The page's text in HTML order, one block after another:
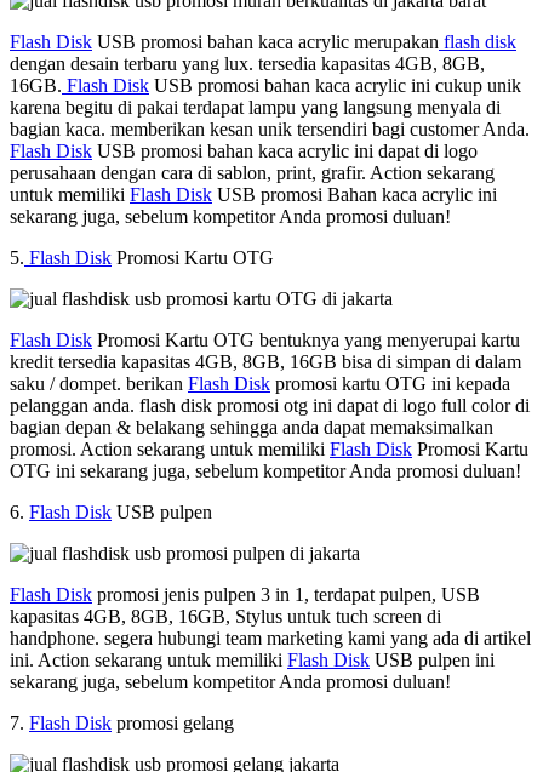
Flash Disk USB promosi bahan kaca acrylic merupakan flash disk
dengan desain terbaru yang lux. tersedia kapasitas 4GB, 8GB,
16GB. Flash Disk USB promosi bahan kaca acrylic ini cukup unik
karena begitu di pakai terdapat lampu yang langsung menyala di
bagian kaca. memberikan kesan unik tersendiri bagi customer Anda.
Flash Disk USB promosi bahan kaca acrylic ini dapat di logo
perusahaan dengan cara di sablon, print, grafir. Action sekarang
untuk memiliki Flash Disk USB promosi Bahan kaca acrylic ini
sekarang juga, sebelum kompetitor Anda promosi duluan!
5. Flash Disk Promosi Kartu OTG
Flash Disk Promosi Kartu OTG bentuknya yang menyerupai kartu
kredit tersedia kapasitas 4GB, 8GB, 16GB bisa di simpan di dalam
saku / dompet. berikan Flash Disk promosi kartu OTG ini kepada
pelanggan anda. flash disk promosi otg ini dapat di logo full color di
bagian depan & belakang sehingga anda dapat memaksimalkan
promosi. Action sekarang untuk memiliki Flash Disk Promosi Kartu
OTG ini sekarang juga, sebelum kompetitor Anda promosi duluan!
6. Flash Disk USB pulpen
Flash Disk promosi jenis pulpen 3 in 1, terdapat pulpen, USB
kapasitas 4GB, 8GB, 16GB, Stylus untuk tuch screen di
handphone. segera hubungi team marketing kami yang ada di artikel
ini. Action sekarang untuk memiliki Flash Disk USB pulpen ini
sekarang juga, sebelum kompetitor Anda promosi duluan!
7. Flash Disk promosi gelang